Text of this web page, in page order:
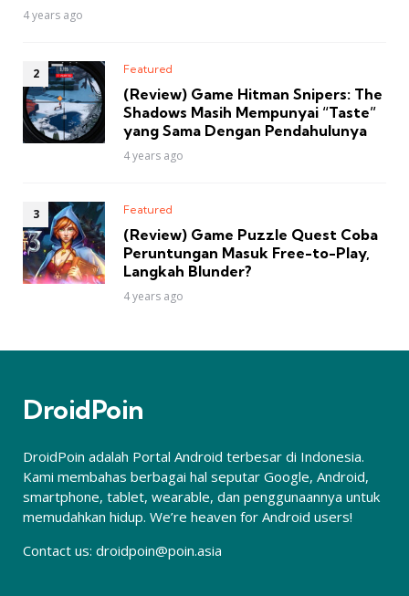
4 years ago
Featured
(Review) Game Hitman Snipers: The
Shadows Masih Mempunyai “Taste”
yang Sama Dengan Pendahulunya
4 years ago
Featured
(Review) Game Puzzle Quest Coba
Peruntungan Masuk Free-to-Play,
Langkah Blunder?
4 years ago
DroidPoin
DroidPoin adalah Portal Android terbesar di Indonesia.
Kami membahas berbagai hal seputar Google, Android,
smartphone, tablet, wearable, dan penggunaannya untuk
memudahkan hidup. We’re heaven for Android users!
Contact us: droidpoin@poin.asia